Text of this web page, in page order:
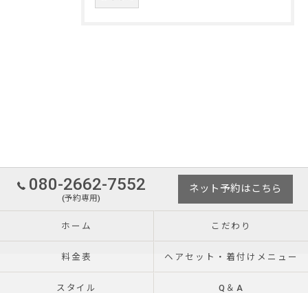
080-2662-7552
(予約専用)
ネット予約はこちら
ホーム こだわり
料金表 ヘアセット・着付けメニュー
スタイル Q＆A